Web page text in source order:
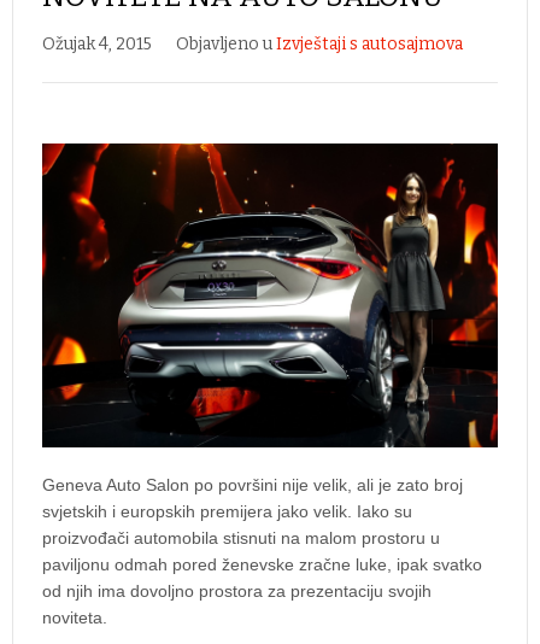
Ožujak 4, 2015 Objavljeno uIzvještaji s autosajmova
Geneva Auto Salon po površini nije velik, ali je zato broj
svjetskih i europskih premijera jako velik. Iako su
proizvođači automobila stisnuti na malom prostoru u
paviljonu odmah pored ženevske zračne luke, ipak svatko
od njih ima dovoljno prostora za prezentaciju svojih
noviteta.